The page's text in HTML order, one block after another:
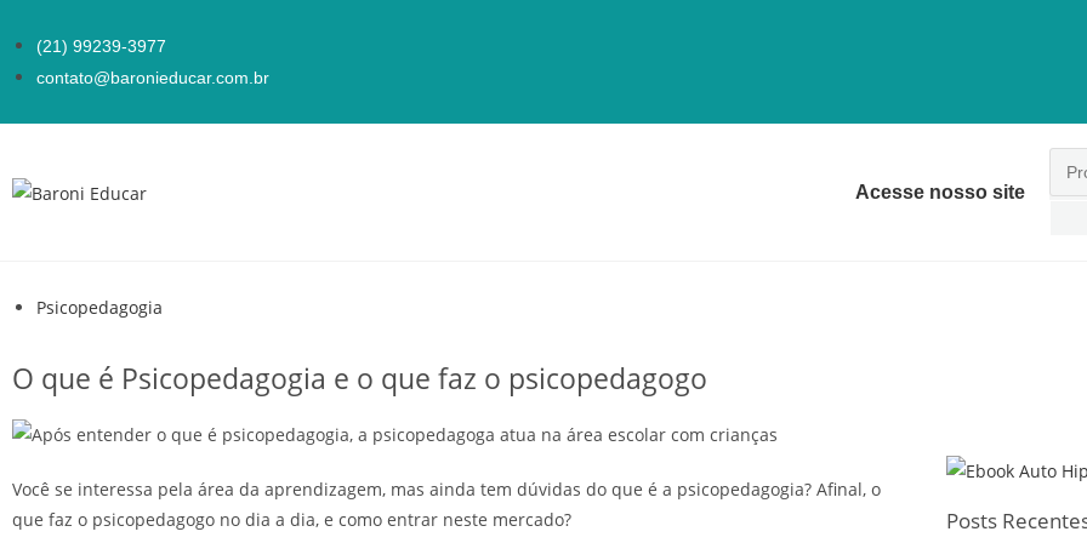
(21) 99239-3977
contato@baronieducar.com.br
Acesse nosso site
Psicopedagogia
O que é Psicopedagogia e o que faz o psicopedagogo
Você se interessa pela área da aprendizagem, mas ainda tem dúvidas do que é a psicopedagogia? Afinal, o
que faz o psicopedagogo no dia a dia, e como entrar neste mercado?
Posts